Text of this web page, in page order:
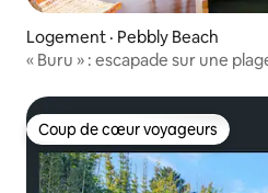
Logement · Pebbly Beach
« Buru » : escapade sur une
Coup de cœur voyageurs
Coup de cœur voyageurs